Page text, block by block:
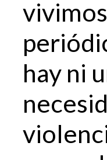
hay ni